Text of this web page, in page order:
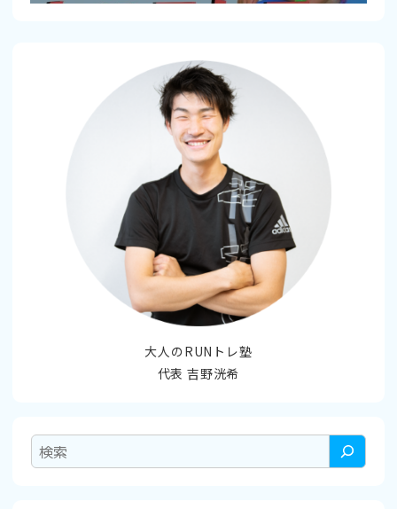
大人のRUNトレ塾
代表 吉野洸希
検
索